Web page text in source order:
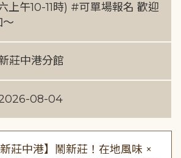
上午10-11時) #可單場報名 歡迎
～
莊中港分館
08-04
新莊中港】鬧新莊！在地風味 ×